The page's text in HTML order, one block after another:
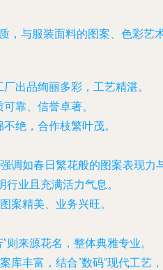
与服装面料的图案、色彩艺
出品绚丽多彩，工艺精湛。
靠、信誉卓著。
绝，合作枝繁叶茂。
调如春日繁花般的图案表现力
行业且充满活力气息。
案精美、业务兴旺。
则来源花名，整体典雅专业。
库丰富，结合“数码”现代工艺